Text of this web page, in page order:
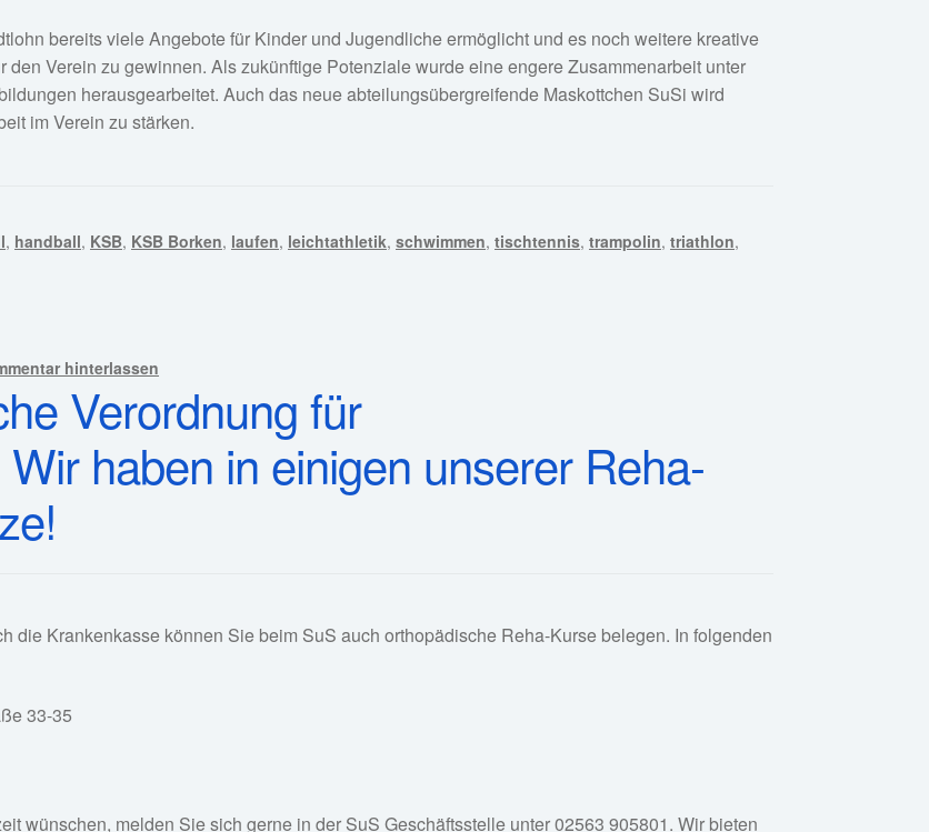
bereits viele Angebote für Kinder und Jugendliche ermöglicht und es noch weitere kreative
Verein zu gewinnen. Als zukünftige Potenziale wurde eine engere Zusammenarbeit unter
herausgearbeitet. Auch das neue abteilungsübergreifende Maskottchen SuSi wird
im Verein zu stärken.
, handball, KSB, KSB Borken, laufen, leichtathletik,schwimmen,tischtennis,trampolin,triathlon,
hinterlassen
Verordnung für
haben in einigen unserer Reha-
die Krankenkasse können Sie beim SuS auch orthopädische Reha-Kurse belegen. In folgenden
33-35
wünschen, melden Sie sich gerne in der SuS Geschäftsstelle unter 02563 905801. Wir bieten